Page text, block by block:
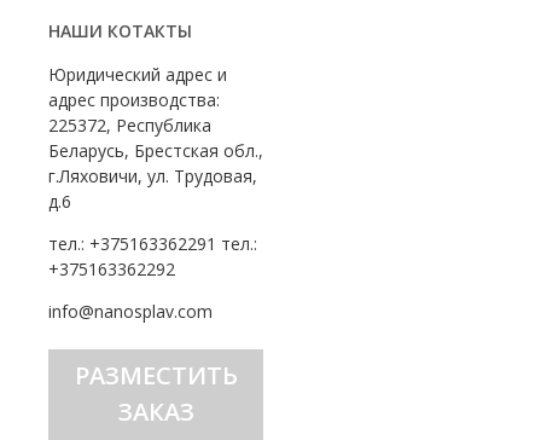
НАШИ КОТАКТЫ
Юридический адрес и
адрес производства:
225372, Республика
Беларусь, Брестская обл.,
г.Ляховичи, ул. Трудовая,
д.6
тел.: +375163362291 тел.:
+375163362292
info@nanosplav.com
РАЗМЕСТИТЬ
ЗАКАЗ